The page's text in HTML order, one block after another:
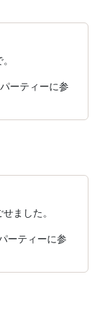
ーティーに参
ました。
ーティーに参